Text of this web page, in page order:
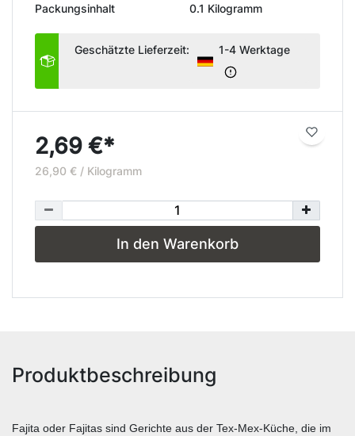
Packungsinhalt 0.1 Kilogramm
Geschätzte Lieferzeit: 1-4 Werktage
2,69 €*
26,90 € / Kilogramm
In den Warenkorb
Produktbeschreibung
Fajita oder Fajitas sind Gerichte aus der Tex-Mex-Küche, die im